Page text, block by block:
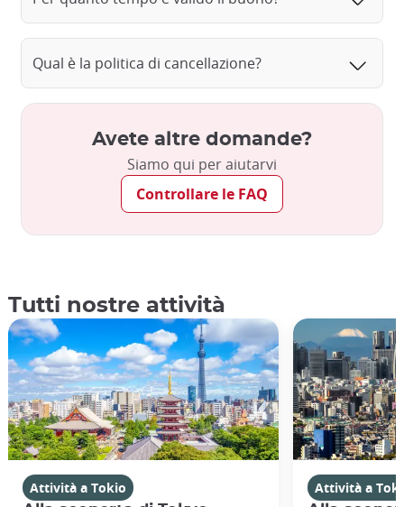
Qual è la politica di cancellazione?
Avete altre domande?
Siamo qui per aiutarvi
Controllare le FAQ
Tutti nostre attività
Attività a Tokio
Attività a